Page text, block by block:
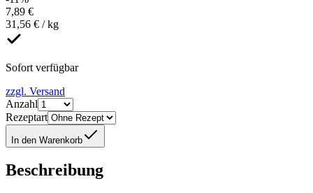
7,89 €
31,56 € / kg
Sofort verfügbar
zzgl. Versand
Anzahl
Rezeptart
In den Warenkorb
Beschreibung